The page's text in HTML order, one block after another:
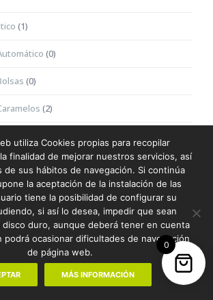
(1)
(0)
(0)
(2)
Hombre
0
utiliza Cookies propias para recopilar
finalidad de mejorar nuestros servicios, así
de sus hábitos de navegación. Si continúa
la aceptación de la instalación de las
tiene la posibilidad de configurar su
si así lo desea, impedir que sean
disco duro, aunque deberá tener en cuenta
podrá ocasionar dificultades de navegación
de página web.
MÁS INFORMACIÓN